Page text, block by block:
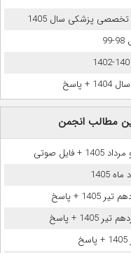
تخصصی پزشکی سال 1405
پاسخ
مطالب انجمن
1405
+ پاسخ